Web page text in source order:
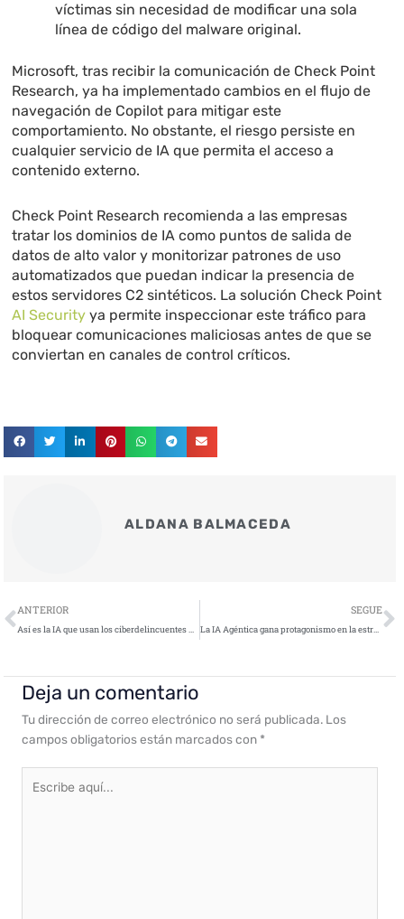
víctimas sin necesidad de modificar una sola
línea de código del malware original.
Microsoft, tras recibir la comunicación de Check Point
Research, ya ha implementado cambios en el flujo de
navegación de Copilot para mitigar este
comportamiento. No obstante, el riesgo persiste en
cualquier servicio de IA que permita el acceso a
contenido externo.
Check Point Research recomienda a las empresas
tratar los dominios de IA como puntos de salida de
datos de alto valor y monitorizar patrones de uso
automatizados que puedan indicar la presencia de
estos servidores C2 sintéticos. La solución Check Point
AI Security ya permite inspeccionar este tráfico para
bloquear comunicaciones maliciosas antes de que se
conviertan en canales de control críticos.
ALDANA BALMACEDA
Ant
ANTERIOR SEGUE
Deja un comentario
Tu dirección de correo electrónico no será publicada. Los
campos obligatorios están marcados con *
aquí...